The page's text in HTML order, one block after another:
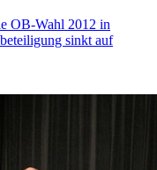
OB-Wahl 2012 in
sinkt auf